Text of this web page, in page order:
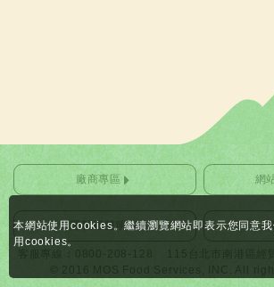
廠商專區 網
隱私權聲明
115台北市南港區
© 2016 MOS Food Services, INC. All
本網站使用cookies。繼續瀏覽網站即表示您同意我
用cookies。